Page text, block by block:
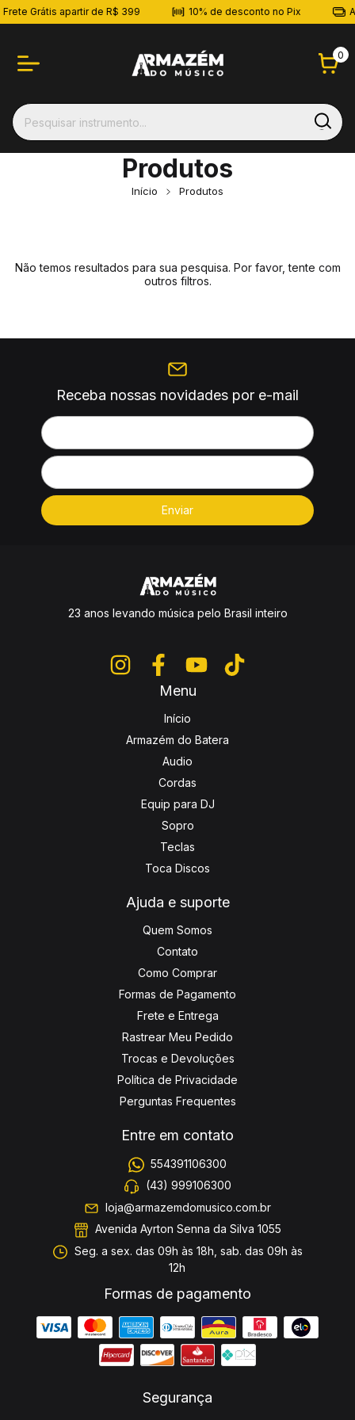
Grátis apartir de R$ 399 10% de desconto no Pix
0
Produtos
Início Produtos
Não temos resultados para sua pesquisa. Por favor, tente com
outros filtros.
Receba nossas novidades por e-mail
23 anos levando música pelo Brasil inteiro
Menu
Início
Armazém do Batera
Audio
Cordas
Equip para DJ
Sopro
Teclas
Toca Discos
Ajuda e suporte
Quem Somos
Contato
Como Comprar
Formas de Pagamento
Frete e Entrega
Rastrear Meu Pedido
Trocas e Devoluções
Política de Privacidade
Perguntas Frequentes
Entre em contato
554391106300
(43) 999106300
loja@armazemdomusico.com.br
Avenida Ayrton Senna da Silva 1055
Seg. a sex. das 09h às 18h, sab. das 09h às
12h
Formas de pagamento
Segurança